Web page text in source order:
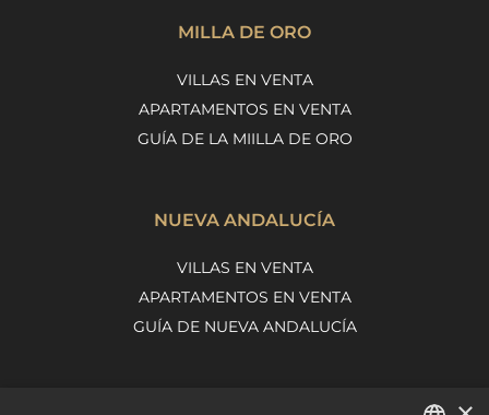
MILLA DE ORO
VILLAS EN VENTA
APARTAMENTOS EN VENTA
GUÍA DE LA MIILLA DE ORO
NUEVA ANDALUCÍA
VILLAS EN VENTA
APARTAMENTOS EN VENTA
GUÍA DE NUEVA ANDALUCÍA